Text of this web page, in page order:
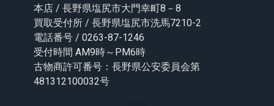
本店 / 長野県塩尻市大門幸町8－8
買取受付所 / 長野県塩尻市洗馬7210-2
電話番号 / 0263-87-1246
受付時間 AM9時～PM6時
古物商許可番号：長野県公安委員会第
481312100032号